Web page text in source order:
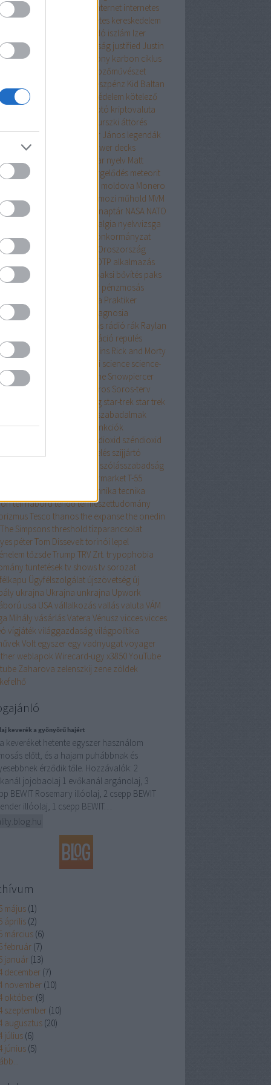
internet internetes
internetes csalás
internetes kereskedelem
iparűzési adó iszlám Izer
jogjogállam jogállamiság justified Justin
kamara karácsony karbon ciklus
képzőművészet
készpénz Kid Baltan
kodi kormány környezetvédelem kötelező
kriptó kriptovaluta
Kurszki áttörés
lapraszerelt Lázár János legendák
lower decks
Magyarország magyar nyelv Matt
megújulók mérgelődés meteorit
moldova Monero
movies mozi műhold MVM
Next
napelem naptár NASA NATO
nosztalgia nyelvvizsga
önkiszolgáló pénztár
önkormányzat
Orbán
Oroszország
OTP alkalmazás
app
OTP applikáció paksi bővítés paks
Payoneer pénzmosás
Posta Praktiker
propaganda
prosopagnosia
rablás rádió rák Raylan
Reklamáció repülés
retro Richard Dawkins Rick and Morty
sci-fi science science-
Sean Carroll Sergio Leone Snowpiercer
Opposites
Soros Soros-terv
sötét anyag star-trek star trek
szabadalmak
számítógépek
szankciók
szén-dioxid széndioxid
szigetelés szijjártó
szólásszabadság
szupermarketT-55
technika tecnika
téli háborútéridőtermészettudomány
Tesco thanosthe expansethe onedin
The Simpsonsthreshold tízparancsolat
péterTom Dissevelttorinói lepel
tőzsdeTrump TRV Zrt. trypophobia
tüntetések tv showstv sorozat
Ügyfélszolgálat újszövetség új
ukrajna Ukrajna unkrajna Upwork
usa USAvállalkozásvallásvaluta VÁM
Mihály vásárlásVatera Vénusz viccesvicces
vígjáték világgazdaságvilágpolitika
Volt egyszer egy vadnyugatvoyager
weblapok Wirecard-ügy x3850YouTube
Zaharova zelenszkij zene zöldek
keverék a gyönyörű hajért
keveréket hetente egyszer használom
előtt, és a hajam puhábbnak és
érződik tőle. Hozzávalók: 2
jojobaolaj 1 evőkanál argánolaj, 3
BEWIT Rosemary illóolaj, 2 csepp BEWIT
illóolaj, 1 csepp BEWIT…
május (1)
április (2)
március (6)
február (7)
január (13)
december (7)
november (10)
október (9)
szeptember (10)
augusztus (20)
július (6)
június (5)
...